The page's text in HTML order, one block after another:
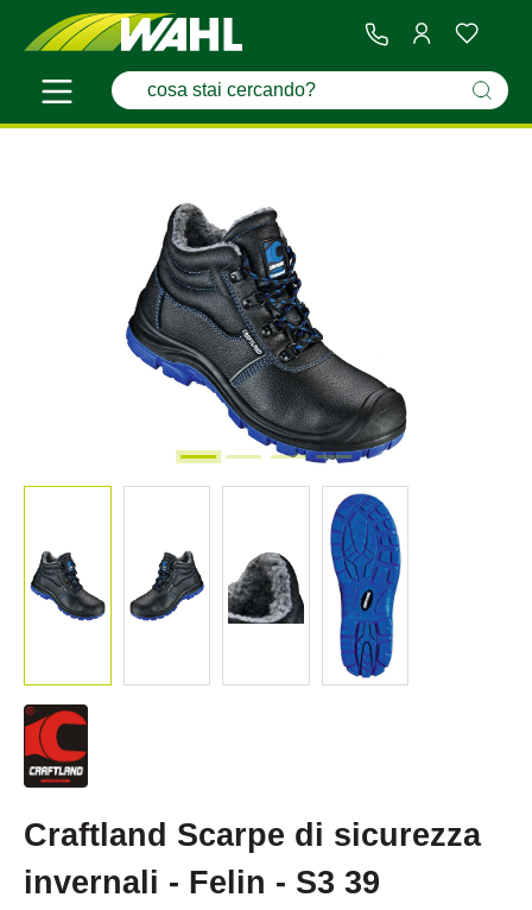
Craftland Scarpe di sicurezza
invernali - Felin - S3 39